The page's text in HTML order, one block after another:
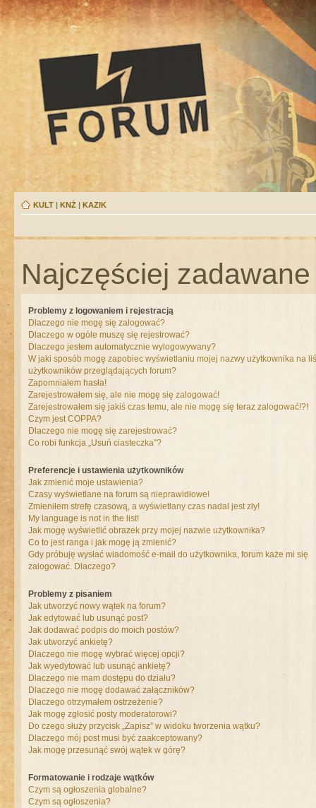
KULT | KNŻ | KAZIK
Najczęściej
Problemy z logowaniem i rejestracją
Dlaczego nie mogę się zalogować?
Dlaczego w ogóle muszę się rejestrować?
Dlaczego jestem automatycznie wylogowywany?
W jaki sposób mogę zapobiec wyświetlaniu mojej nazwy użytkownika na
użytkowników przeglądających forum?
Zapomniałem hasła!
Zarejestrowałem się, ale nie mogę się zalogować!
Zarejestrowałem się jakiś czas temu, ale nie mogę się teraz zalogować!?!
Czym jest COPPA?
Dlaczego nie mogę się zarejestrować?
Co robi funkcja „Usuń ciasteczka”?
Preferencje i ustawienia użytkowników
Jak zmienić moje ustawienia?
Czasy wyświetlane na forum są nieprawidłowe!
Zmieniłem strefę czasową, a wyświetlany czas nadal jest zły!
My language is not in the list!
Jak mogę wyświetlić obrazek przy mojej nazwie użytkownika?
Co to jest ranga i jak mogę ją zmienić?
Gdy próbuję wysłać wiadomość e-mail do użytkownika, forum każe mi się
zalogować. Dlaczego?
Problemy z pisaniem
Jak utworzyć nowy wątek na forum?
Jak edytować lub usunąć post?
Jak dodawać podpis do moich postów?
Jak utworzyć ankietę?
Dlaczego nie mogę wybrać więcej opcji?
Jak wyedytować lub usunąć ankietę?
Dlaczego nie mam dostępu do działu?
Dlaczego nie mogę dodawać załączników?
Dlaczego otrzymałem ostrzeżenie?
Jak mogę zgłosić posty moderatorowi?
Do czego służy przycisk „Zapisz” w widoku tworzenia wątku?
Dlaczego mój post musi być zaakceptowany?
Jak mogę przesunąć swój wątek w górę?
Formatowanie i rodzaje wątków
Czym są ogłoszenia globalne?
Czym są ogłoszenia?